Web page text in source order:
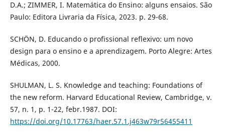
D.A.; ZIMMER, I. Matemática do Ensino: alguns ensaios. São
Paulo: Editora Livraria da Física, 2023. p. 29-68.
SCHÖN, D. Educando o profissional reflexivo: um novo
design para o ensino e a aprendizagem. Porto Alegre: Artes
Médicas, 2000.
SHULMAN, L. S. Knowledge and teaching: Foundations of
the new reform. Harvard Educational Review, Cambridge, v.
57, n. 1, p. 1-22, febr.1987. DOI:
https://doi.org/10.17763/haer.57.1.j463w79r56455411